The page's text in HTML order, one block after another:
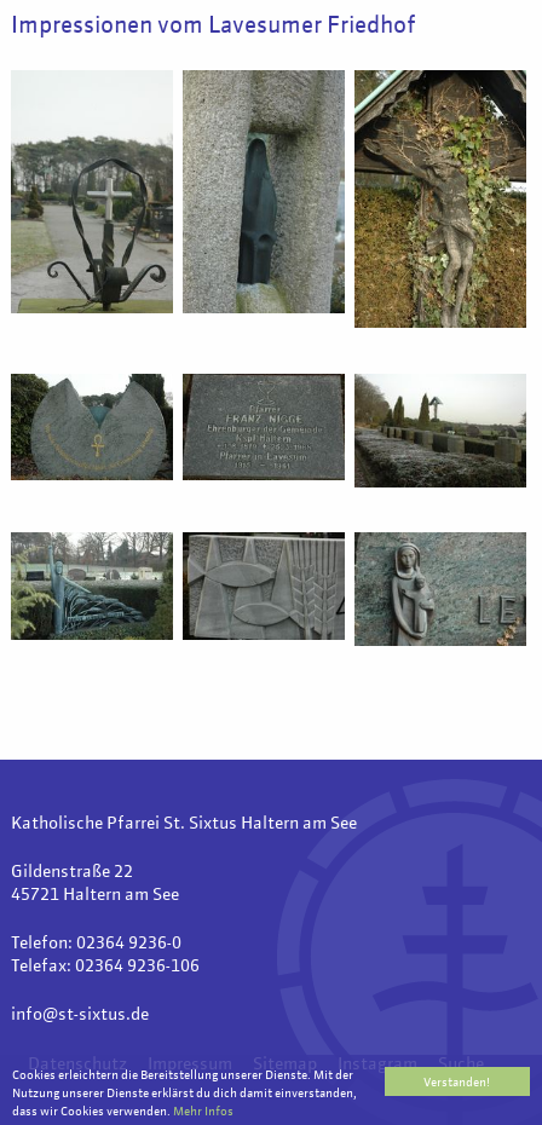
Verstanden!
Cookies erleichtern die Bereitstellung unserer Dienste. Mit der
Nutzung unserer Dienste erklärst du dich damit einverstanden,
dass wir Cookies verwenden. Mehr Infos
Impressionen vom Lavesumer Friedhof
Katholische Pfarrei St. Sixtus Haltern am See
Gildenstraße 22
45721 Haltern am See
Telefon: 02364 9236-0
Telefax: 02364 9236-106
info@st-sixtus.de
Datenschutz Impressum Sitemap Instagram Suche